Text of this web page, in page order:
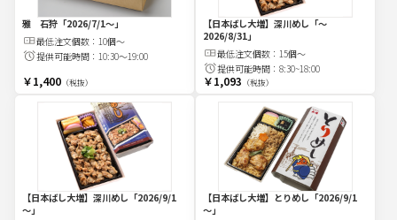
雅 石狩「2026/7/1～」
最低注文個数： 10個～
提供可能時間： 10:30～19:00
￥1,400（税抜）
【日本ばし大増】深川めし 「～
2026/8/31」
最低注文個数： 15個～
提供可能時間： 8:30~18:00
￥1,093 （税抜）
【日本ばし大増】深川めし 「2026/9/1
～」
【日本ばし大増】とりめし 「2026/9/1
～」